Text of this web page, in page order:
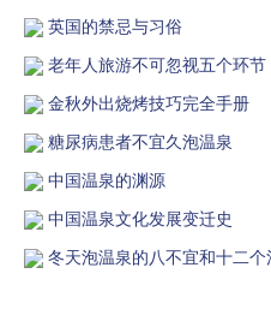
英国的禁忌与习俗
老年人旅游不可忽视五个环节
金秋外出烧烤技巧完全手册
糖尿病患者不宜久泡温泉
中国温泉的渊源
中国温泉文化发展变迁史
冬天泡温泉的八不宜和十二个